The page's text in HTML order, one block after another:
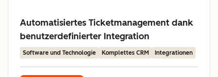
Automatisiertes Ticketmanagement dank
benutzerdefinierter Integration
Software und Technologie Komplettes CRM Integrationen